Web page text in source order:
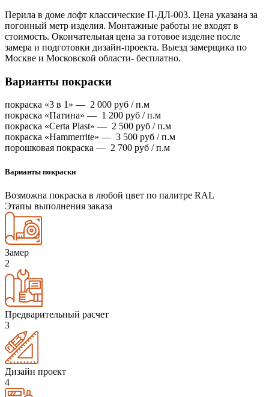
Перила в доме лофт классические П-ДЛ-003. Цена указана за
погонный метр изделия. Монтажные работы не входят в
стоимость. Окончательная цена за готовое изделие после
замера и подготовки дизайн-проекта. Выезд замерщика по
Москве и Московской области- бесплатно.
Варианты покраски
покраска «3 в 1» — 2 000 руб / п.м
покраска «Патина» — 1 200 руб / п.м
покраска «Certa Plast» — 2 500 руб / п.м
покраска «Hammerrite» — 3 500 руб / п.м
порошковая покраска — 2 700 руб / п.м
Варианты покраски
Возможна покраска в любой цвет по палитре RAL
Этапы выполнения заказа
Замер
2
Предварительный расчет
3
Дизайн проект
4